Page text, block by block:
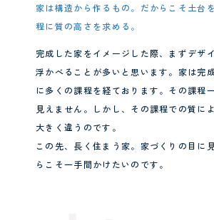
家は構造から作るもの。だからこそ土台
程に質の高さを求める。
完成した家をイメージした際、まずデザ
浮かべることが多いと思います。家は完
に多くの課程を経ております。その課程
見えません。しかし、その課程での質に
大きく違うのです。
この先、長く住まう家。家づくりの目に
らこそ一手間かけたいのです。